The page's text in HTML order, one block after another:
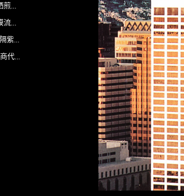
20
煎...
流...
紫...
代...